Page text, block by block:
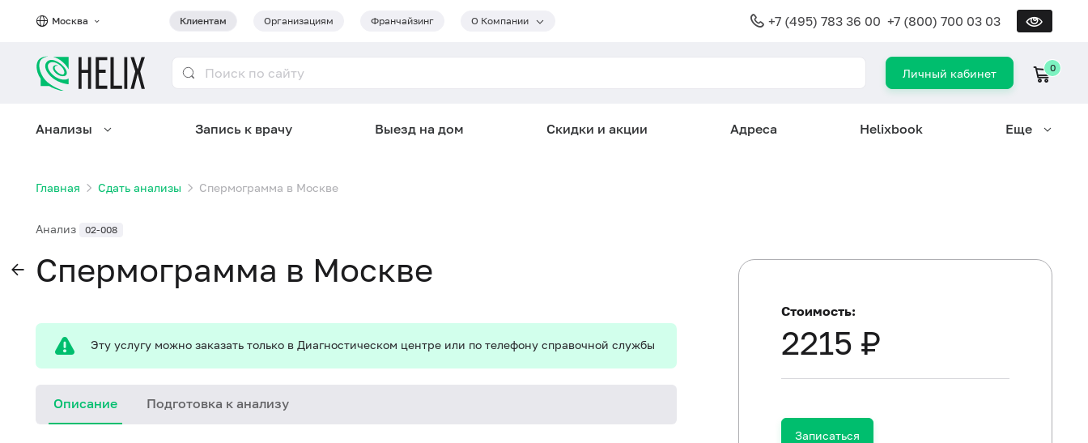
Москва Клиентам Организациям Франчайзинг О Компании +7 (495) 783 36 00 +7 (800) 700 03 03
Личный кабинет 0
Анализы Запись к врачу Выезд на дом Скидки и акции Адреса Helixbook Еще
Главная Сдать анализы Спермограмма в Москве
Анализ 02-008
Спермограмма в Москве
Эту услугу можно заказать только в Диагностическом центре или по телефону справочной службы
Описание Подготовка к анализу
Стоимость:
2215 ₽
Записаться